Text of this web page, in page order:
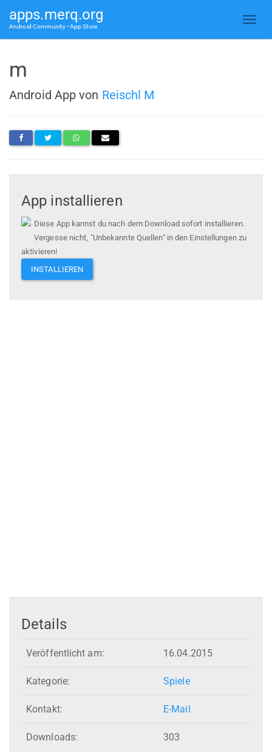
apps.merq.org
Android Community • App Store
m
Android App von Reischl M
App installieren
Diese App kannst du nach dem Download sofort installieren.
Vergesse nicht, "Unbekannte Quellen" in den Einstellungen zu
aktivieren!
INSTALLIEREN
Details
Veröffentlicht am: 16.04.2015
Kategorie: Spiele
Kontakt: E-Mail
Downloads: 303